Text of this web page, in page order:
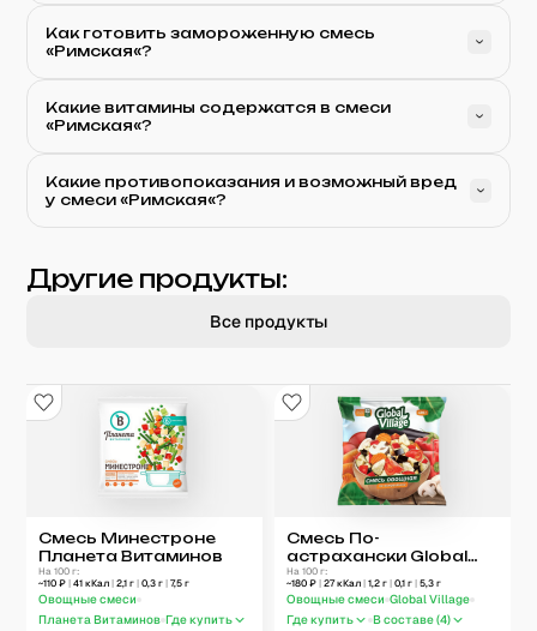
Как готовить замороженную смесь
«Римская«?
Какие витамины содержатся в смеси
«Римская«?
Какие противопоказания и возможный вред
у смеси «Римская«?
Другие продукты:
Все продукты
Смесь Минестроне
Планета Витаминов
На 100 г:
~110 ₽| 41 кКал| 2,1 г| 0,3 г| 7,5 г
Овощные смеси
Планета Витаминов Где купить
Смесь По-
астрахански Global
Village
На 100 г:
~180 ₽ | 27кКал | 1,2 г | 0,1 г | 5,3 г
Овощные смеси Global Village
Где купить
В составе (4)